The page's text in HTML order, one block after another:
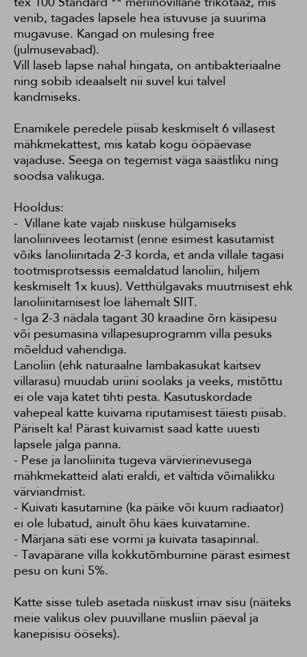
venib, tagades lapsele hea istuvuse ja suurima
mugavuse. Kangad on mulesing free
(julmusevabad).
Vill laseb lapse nahal hingata, on antibakteriaalne
ning sobib ideaalselt nii suvel kui talvel
kandmiseks.
Enamikele peredele piisab keskmiselt 6 villasest
mähkmekattest, mis katab kogu ööpäevase
vajaduse. Seega on tegemist väga säästliku ning
soodsa valikuga.
Hooldus:
- Villane kate vajab niiskuse hülgamiseks
lanoliinivees leotamist (enne esimest kasutamist
võiks lanoliinitada 2-3 korda, et anda villale tagasi
tootmisprotsessis eemaldatud lanoliin, hiljem
keskmiselt 1x kuus). Vetthülgavaks muutmisest ehk
lanoliinitamisest loe lähemalt SIIT.
- Iga 2-3 nädala tagant 30 kraadine õrn käsipesu
või pesumasina villapesuprogramm villa pesuks
mõeldud vahendiga.
Lanoliin (ehk naturaalne lambakasukat kaitsev
villarasu) muudab uriini soolaks ja veeks, mistõttu
ei ole vaja katet tihti pesta. Kasutuskordade
vahepeal katte kuivama riputamisest täiesti piisab.
Päriselt ka! Pärast kuivamist saad katte uuesti
lapsele jalga panna.
- Pese ja lanoliinita tugeva värvierinevusega
mähkmekatteid alati eraldi, et vältida võimalikku
värviandmist.
- Kuivati kasutamine (ka päike või kuum radiaator)
ei ole lubatud, ainult õhu käes kuivatamine.
- Märjana säti ese vormi ja kuivata tasapinnal.
- Tavapärane villa kokkutõmbumine pärast esimest
pesu on kuni 5%.
Katte sisse tuleb asetada niiskust imav sisu (näiteks
meie valikus olev puuvillane musliin päeval ja
kanepisisu ööseks).